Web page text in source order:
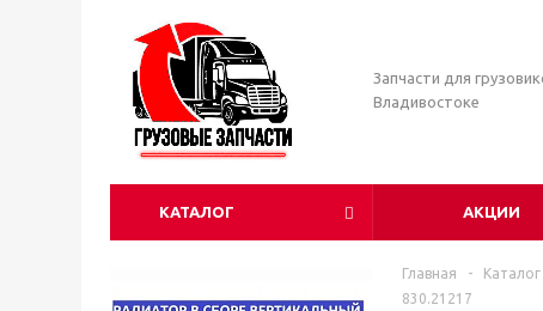
Запчасти для
Владивостоке
КАТАЛОГ АКЦИИ
Главная - Каталог
830.21217